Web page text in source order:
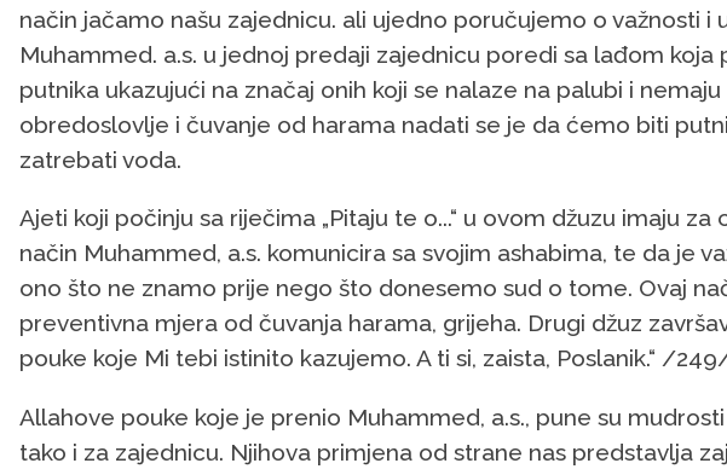
način jačamo našu zajednicu. ali ujedno poručujemo o važnosti i
Muhammed. a.s. u jednoj predaji zajednicu poredi sa lađom koja
putnika ukazujući na značaj onih koji se nalaze na palubi i
obredoslovlje i čuvanje od harama nadati se je da ćemo biti
zatrebati voda.
Ajeti koji počinju sa riječima „Pitaju te o...“ u ovom džuzu imaju
način Muhammed, a.s. komunicira sa svojim ashabima, te da je
ono što ne znamo prije nego što donesemo sud o tome. Ovaj
preventivna mjera od čuvanja harama, grijeha. Drugi džuz
pouke koje Mi tebi istinito kazujemo. A ti si, zaista, Poslanik.“ /
Allahove pouke koje je prenio Muhammed, a.s., pune su
tako i za zajednicu. Njihova primjena od strane nas predstavlja